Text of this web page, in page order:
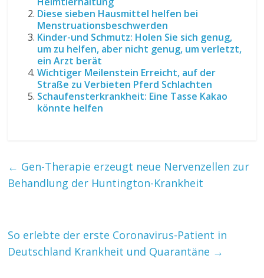
Diese sieben Hausmittel helfen bei
Menstruationsbeschwerden
Kinder-und Schmutz: Holen Sie sich genug,
um zu helfen, aber nicht genug, um verletzt,
ein Arzt berät
Wichtiger Meilenstein Erreicht, auf der
Straße zu Verbieten Pferd Schlachten
Schaufensterkrankheit: Eine Tasse Kakao
könnte helfen
← Gen-Therapie erzeugt neue Nervenzellen zur
Behandlung der Huntington-Krankheit
So erlebte der erste Coronavirus-Patient in
Deutschland Krankheit und Quarantäne →